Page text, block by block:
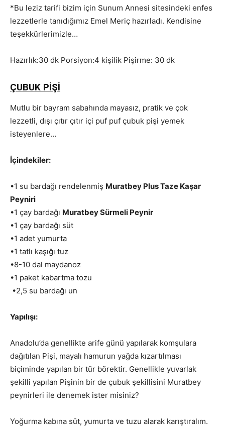
*Bu leziz tarifi bizim için Sunum Annesi sitesindeki enfes
lezzetlerle tanıdığımız Emel Meriç hazırladı. Kendisine
teşekkürlerimizle…
Hazırlık:30 dk Porsiyon:4 kişilik Pişirme: 30 dk
ÇUBUK PİŞİ
Mutlu bir bayram sabahında mayasız, pratik ve çok
lezzetli, dışı çıtır çıtır içi puf puf çubuk pişi yemek
isteyenlere…
İçindekiler:
•1 su bardağı rendelenmiş Muratbey Plus Taze Kaşar
Peyniri
•1 çay bardağı Muratbey Sürmeli Peynir
•1 çay bardağı süt
•1 adet yumurta
•1 tatlı kaşığı tuz
•8-10 dal maydanoz
•1 paket kabartma tozu
•2,5 su bardağı un
Yapılışı:
Anadolu’da genellikte arife günü yapılarak komşulara
dağıtılan Pişi, mayalı hamurun yağda kızartılması
biçiminde yapılan bir tür börektir. Genellikle yuvarlak
şekilli yapılan Pişinin bir de çubuk şekillisini Muratbey
peynirleri ile denemek ister misiniz?
Yoğurma kabına süt, yumurta ve tuzu alarak karıştıralım.